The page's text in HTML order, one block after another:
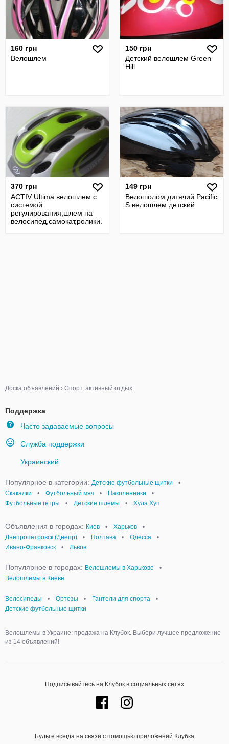
160 грн
Велошлем
150 грн
Детский велошлем Green
Hill
370 грн
ACTIV Ultima велошлем с
системой
регулирования,шлем на
велосипед,самокат,ролики.
149 грн
Велошолом дитячий Pacific
S велошлем детский
Доска объявлений › Спорт, активный отдых
Поддержка
Часто задаваемые вопросы
Служба поддержки
Украинский
Популярное в категории: Детские футбольные щитки
•
Скакалки
• Футбольный мяч • Наколенники
•
Футбольные гетры
• Детские шлемы • Хула Хуп
Объявления в городах: Киев • Харьков
•
Днепропетровск (Днепр)
• Полтава • Одесса
•
Ивано-Франковск
• Львов
Популярное в городах: Велошлемы в Харькове
•
Велошлемы в Киеве
Велосипеды • Ортезы • Гантели для спорта
•
Детские футбольные щитки
Велошлемы в Украине: продажа на Клубок. Выбери лучшее предложение
из 14 объявлений!
Подписывайтесь на Клубок в социальных сетях
Будьте всегда на связи с помощью приложений Клубка